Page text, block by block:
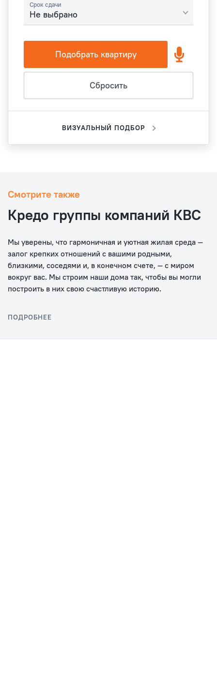
Срок сдачи
Не выбрано
Подобрать квартиру
Сбросить
ВИЗУАЛЬНЫЙ ПОДБОР
Смотрите также
Кредо группы компаний КВС
Мы уверены, что гармоничная и уютная жилая среда —
залог крепких отношений с вашими родными,
близкими, соседями и, в конечном счете, — с миром
вокруг вас. Мы строим наши дома так, чтобы вы могли
построить в них свою счастливую историю.
ПОДРОБНЕЕ